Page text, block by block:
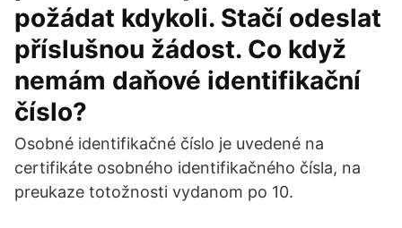
požádat kdykoli. Stačí odeslat
příslušnou žádost. Co když
nemám daňové identifikační
číslo?
Osobné identifikačné číslo je uvedené na
certifikáte osobného identifikačného čísla, na
preukaze totožnosti vydanom po 10.